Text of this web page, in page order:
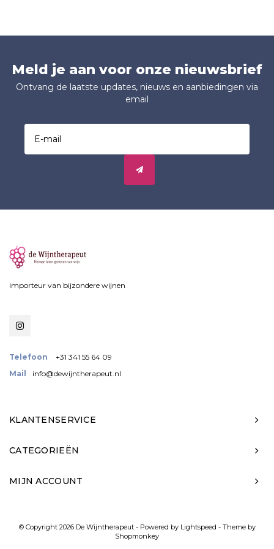
Meld je aan voor onze nieuwsbrief
Ontvang de laatste updates, nieuws en aanbiedingen via
email
importeur van bijzondere wijnen
Telefoon
+31 341 55 64 09
Mail
info@dewijntherapeut.nl
KLANTENSERVICE
CATEGORIEËN
MIJN ACCOUNT
© Copyright 2026 De Wijntherapeut - Powered by Lightspeed - Theme by
Shopmonkey